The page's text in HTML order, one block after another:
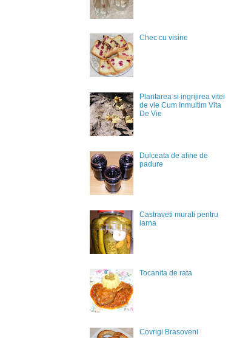
Chec cu visine
Plantarea si ingrijirea vitei
de vie Cum Inmultim Vita
De Vie
Dulceata de afine de
padure
Castraveti murati pentru
iarna
Tocanita de rata
Covrigi Brasoveni